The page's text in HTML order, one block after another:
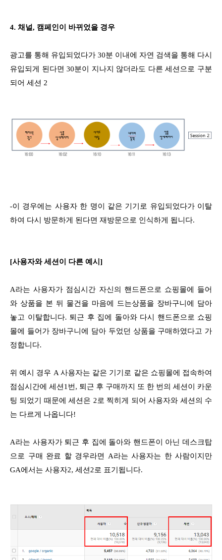
4. 채널, 캠페인이 바뀌었을 경우
광고를 통해 유입되었다가 30분 이내에 자연 검색을 통해 다시
유입되게 된다면 30분이 지나지 않더라도 다른 세션으로 구분
되어 세션 2
-이 경우에는 사용자 한 명이 같은 기기로 유입되었다가 이탈
하여 다시 방문하게 된다면 재방문으로 인식하게 됩니다.
[사용자와 세션이 다른 예시]
A라는 사용자가 점심시간 자신의 핸드폰으로 쇼핑몰에 들어
와 상품을 본 뒤 물건을 마음에 드는상품을 장바구니에 담아
놓고 이탈합니다. 퇴근 후 집에 돌아와 다시 핸드폰으로 쇼핑
몰에 들어가 장바구니에 담아 두었던 상품을 구매하였다고 가
정합니다.
위 예시 경우 A 사용자는 같은 기기로 같은 쇼핑몰에 접속하여
점심시간에 세션1번, 퇴근 후 구매까지 또 한 번의 세션이 카운
팅 되었기 때문에 세션은 2로 찍히게 되어 사용자와 세션의 수
는 다르게 나옵니다!
A라는 사용자가 퇴근 후 집에 돌아와 핸드폰이 아닌 데스크탑
으로 구매 완료 할 경우라면 A라는 사용자는 한 사람이지만
GA에서는 사용자2, 세션2로 표기됩니다.